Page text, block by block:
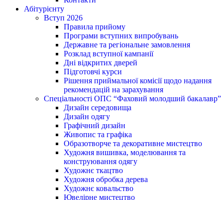
Абітурієнту
Вступ 2026
Правила прийому
Програми вступних випробувань
Державне та регіональне замовлення
Розклад вступної кампанії
Дні відкритих дверей
Підготовчі курси
Рішення приймальної комісії щодо надання
рекомендацій на зарахування
Спеціальності ОПС “Фаховий молодший бакалавр”
Дизайн середовища
Дизайн одягу
Графічний дизайн
Живопис та графіка
Образотворче та декоративне мистецтво
Художня вишивка, моделювання та
конструювання одягу
Художнє ткацтво
Художня обробка дерева
Художнє ковальство
Ювелірне мистецтво